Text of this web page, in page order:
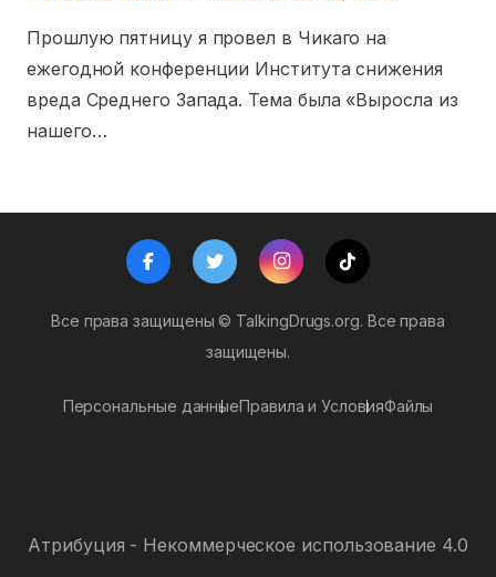
Прошлую пятницу я провел в Чикаго на
ежегодной конференции Института снижения
вреда Среднего Запада. Тема была «Выросла из
нашего…
Все права защищены © TalkingDrugs.org. Все права
защищены.
Персональные данныеПравила и УсловияФайлы
Атрибуция - Некоммерческое использование 4.0